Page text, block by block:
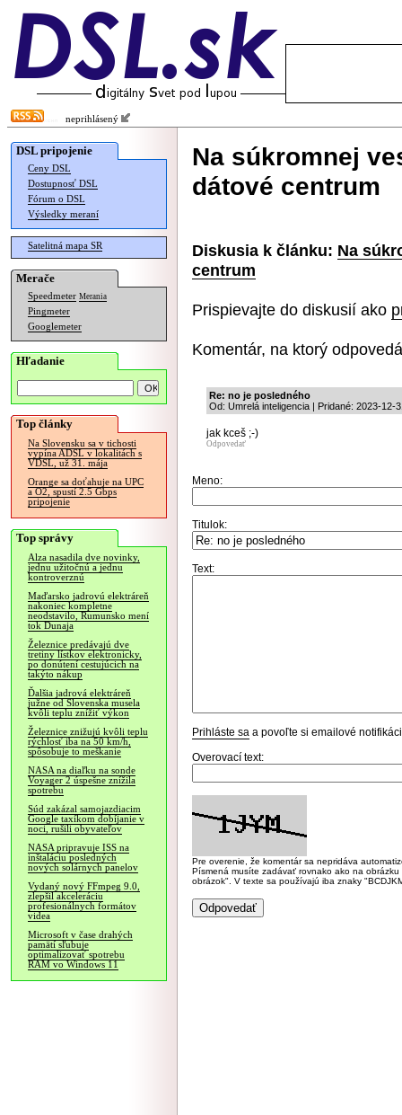
neprihlásený
DSL pripojenie
Ceny DSL
Dostupnosť DSL
Fórum o DSL
Výsledky meraní
Satelitná mapa SR
Merače
Speedmeter Merania
Pingmeter
Googlemeter
Hľadanie
Top články
Na Slovensku sa v tichosti
vypína ADSL v lokalitách s
VDSL, už 31. mája
Orange sa doťahuje na UPC
a O2, spustí 2.5 Gbps
pripojenie
Top správy
Alza nasadila dve novinky,
jednu užitočnú a jednu
kontroverznú
Maďarsko jadrovú elektráreň
nakoniec kompletne
neodstavilo, Rumunsko mení
tok Dunaja
Železnice predávajú dve
tretiny lístkov elektronicky,
po donútení cestujúcich na
takýto nákup
Ďalšia jadrová elektráreň
južne od Slovenska musela
kvôli teplu znížiť výkon
Železnice znižujú kvôli teplu
rýchlosť iba na 50 km/h,
spôsobuje to meškanie
NASA na diaľku na sonde
Voyager 2 úspešne znížila
spotrebu
Súd zakázal samojazdiacim
Google taxíkom dobíjanie v
noci, rušili obyvateľov
NASA pripravuje ISS na
inštaláciu posledných
nových solárnych panelov
Vydaný nový FFmpeg 9.0,
zlepšil akceleráciu
profesionálnych formátov
videa
Microsoft v čase drahých
pamätí sľubuje
optimalizovať spotrebu
RAM vo Windows 11
Na súkromnej
dátové centrum
Diskusia k článku: Na
centrum
Prispievajte do diskusií ako
Komentár, na ktorý
Re: no je posledného
Od: Umrelá inteligencia | Pridané: 2023-12-
jak kceš ;-)
Odpovedať
Meno:
Titulok:
Text:
Prihláste sa a povoľte si emailové
Overovací text:
Pre overenie, že komentár sa nepridáva
Písmená musíte zadávať rovnako ako na
obrázok". V texte sa používajú iba znaky